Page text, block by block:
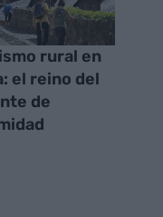
rural en
el reino del
de